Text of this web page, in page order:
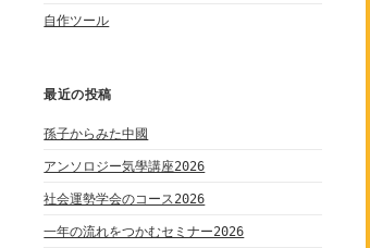
自作ツール
最近の投稿
孫子からみた中國
アンソロジー気學講座2026
社会運勢学会のコース2026
一年の流れをつかむセミナー2026